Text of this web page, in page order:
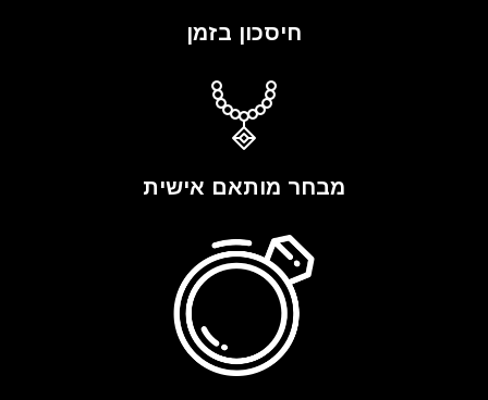
חיסכון בזמן
מבחר מותאם אישית